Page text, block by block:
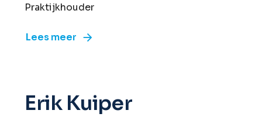
Praktijkhouder
Lees meer
Erik Kuiper